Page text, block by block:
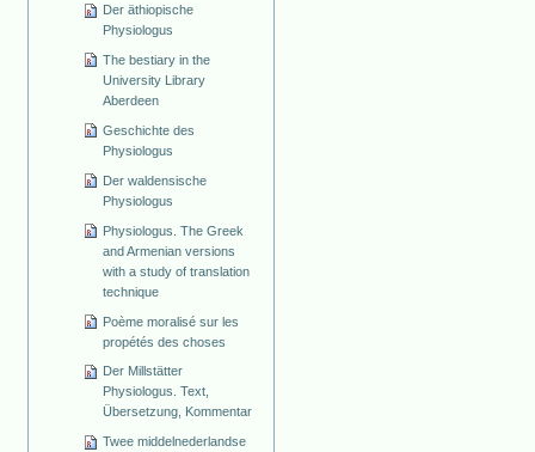
Der äthiopische
Physiologus
The bestiary in the
University Library
Aberdeen
Geschichte des
Physiologus
Der waldensische
Physiologus
Physiologus. The Greek
and Armenian versions
with a study of translation
technique
Poème moralisé sur les
propétés des choses
Der Millstätter
Physiologus. Text,
Übersetzung, Kommentar
Twee middelnederlandse